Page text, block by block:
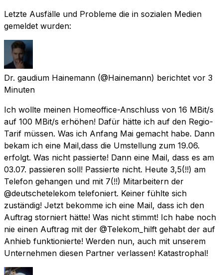
Letzte Ausfälle und Probleme die in sozialen Medien
gemeldet wurden:
Dr. gaudium Hainemann (@Hainemann) berichtet vor 3
Minuten
Ich wollte meinen Homeoffice-Anschluss von 16 MBit/s
auf 100 MBit/s erhöhen! Dafür hätte ich auf den Regio-
Tarif müssen. Was ich Anfang Mai gemacht habe. Dann
bekam ich eine Mail,dass die Umstellung zum 19.06.
erfolgt. Was nicht passierte! Dann eine Mail, dass es am
03.07. passieren soll! Passierte nicht. Heute 3,5(!!) am
Telefon gehangen und mit 7(!!) Mitarbeitern der
@deutschetelekom telefoniert. Keiner fühlte sich
zuständig! Jetzt bekomme ich eine Mail, dass ich den
Auftrag storniert hätte! Was nicht stimmt! Ich habe noch
nie einen Auftrag mit der @Telekom_hilft gehabt der auf
Anhieb funktionierte! Werden nun, auch mit unserem
Unternehmen diesen Partner verlassen! Katastrophal!